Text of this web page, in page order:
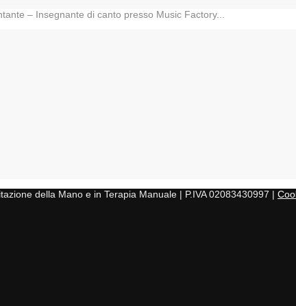
– Insegnante di canto presso Music Factory...
della Mano e in Terapia Manuale | P.IVA 02083430997 |